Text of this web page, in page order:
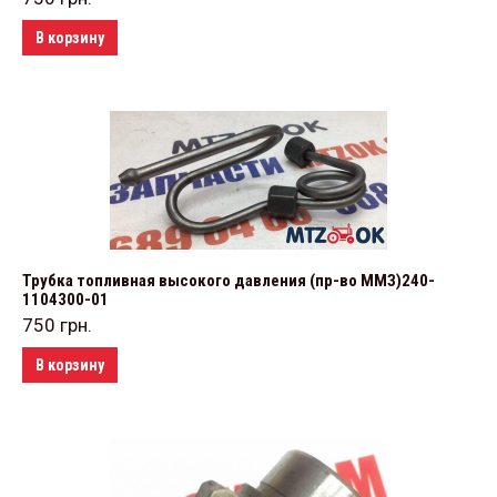
В корзину
Трубка топливная высокого давления (пр-во ММЗ)240-
1104300-01
750 грн.
В корзину